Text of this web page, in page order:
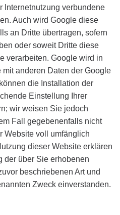
Internetnutzung verbundene
Auch wird Google diese
an Dritte übertragen, sofern
oder soweit Dritte diese
verarbeiten. Google wird in
anderen Daten der Google
die Installation der
Einstellung Ihrer
wir weisen Sie jedoch
Fall gegebenenfalls nicht
Website voll umfänglich
dieser Website erklären
der über Sie erhobenen
beschriebenen Art und
Zweck einverstanden.